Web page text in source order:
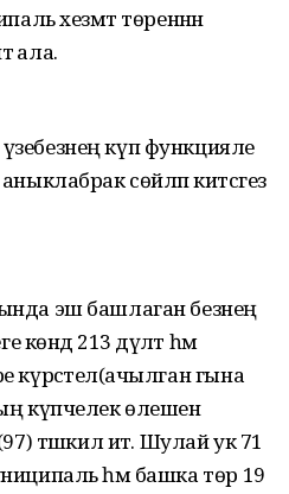
хезмәт төреннән
ала.
күп функцияле
сөйләп китсәгез
эш башлаган безнең
көндә 213 дәүләт һәм
күрсәтелә(ачылган гына
күпчелек өлешен
тәшкил итә. Шулай ук 71
һәм башка төр 19